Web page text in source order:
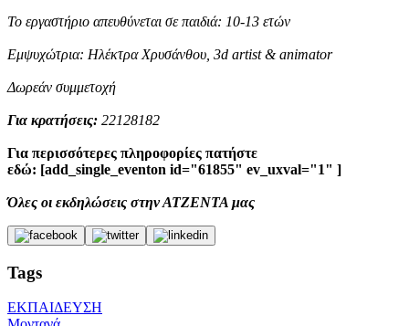
Το εργαστήριο απευθύνεται σε παιδιά: 10-13 ετών
Εμψυχώτρια: Ηλέκτρα Χρυσάνθου, 3d artist&animator
Δωρεάν συμμετοχή
Για κρατήσεις: 22128182
Για περισσότερες πληροφορίες πατήστε
εδώ: [add_single_eventon id="61855" ev_uxval="1" ]
Όλες οι εκδηλώσεις στην ΑΤΖΕΝΤΑ μας
Tags
ΕΚΠΑΙΔΕΥΣΗ